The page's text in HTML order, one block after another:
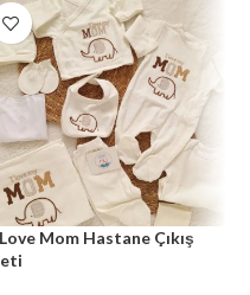
Mom Hastane Çıkış